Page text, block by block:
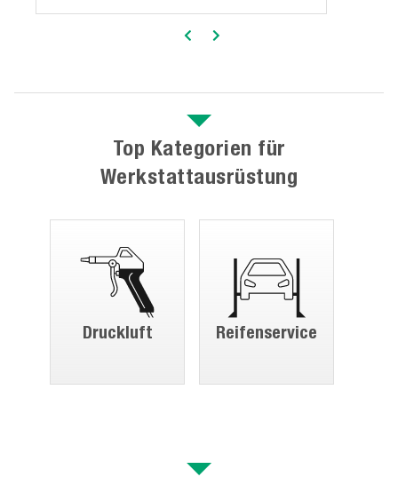
Kss R1234Yf
Top Kategorien für
Werkstattausrüstung
Druckluft Reifenservice